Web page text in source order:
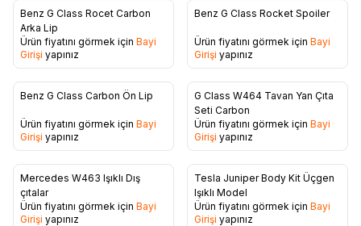
Favorilere Ekle
Benz G Class Rocet Carbon
Arka Lip
Ürün fiyatını görmek için Bayi
Girişi yapınız
Benz G Class Rocket Spoiler
Ürün fiyatını görmek için Bayi
Girişi yapınız
Benz G Class Carbon Ön Lip
Ürün fiyatını görmek için Bayi
Girişi yapınız
Favorilere Ekle
G Class W464 Tavan Yan Çıta
Seti Carbon
Ürün fiyatını görmek için Bayi
Girişi yapınız
Favorilere Ekle
Mercedes W463 Işıklı Dış
çıtalar
Ürün fiyatını görmek için Bayi
Girişi yapınız
Favorilere Ekle
Tesla Juniper Body Kit Üçgen
Işıklı Model
Ürün fiyatını görmek için Bayi
Girişi yapınız